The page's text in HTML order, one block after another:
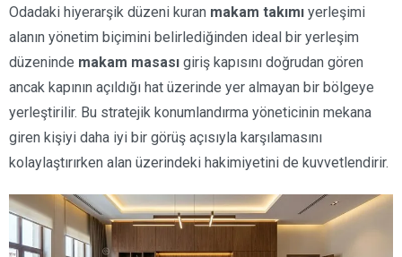
Odadaki hiyerarşik düzeni kuran makam takımı yerleşimi
alanın yönetim biçimini belirlediğinden ideal bir yerleşim
düzeninde makam masası giriş kapısını doğrudan gören
ancak kapının açıldığı hat üzerinde yer almayan bir bölgeye
yerleştirilir. Bu stratejik konumlandırma yöneticinin mekana
giren kişiyi daha iyi bir görüş açısıyla karşılamasını
kolaylaştırırken alan üzerindeki hakimiyetini de kuvvetlendirir.